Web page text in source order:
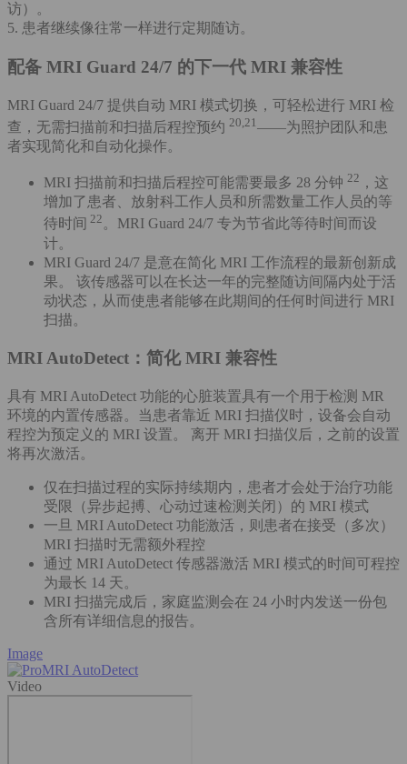
访）。
5. 患者继续像往常一样进行定期随访。
配备 MRI Guard 24/7 的下一代 MRI 兼容性
MRI Guard 24/7 提供自动 MRI 模式切换，可轻松进行 MRI 检
查，无需扫描前和扫描后程控预约 20,21 ——为照护团队和患
者实现简化和自动化操作。
MRI 扫描前和扫描后程控可能需要最多 28 分钟 22 ，这
增加了患者、放射科工作人员和所需数量工作人员的等
待时间 22。MRI Guard 24/7 专为节省此等待时间而设
计。
MRI Guard 24/7 是意在简化 MRI 工作流程的最新创新成
果。 该传感器可以在长达一年的完整随访间隔内处于活
动状态，从而使患者能够在此期间的任何时间进行 MRI
扫描。
MRI AutoDetect：简化 MRI 兼容性
具有 MRI AutoDetect 功能的心脏装置具有一个用于检测 MR
环境的内置传感器。当患者靠近 MRI 扫描仪时，设备会自动
程控为预定义的 MRI 设置。 离开 MRI 扫描仪后，之前的设置
将再次激活。
仅在扫描过程的实际持续期内，患者才会处于治疗功能
受限（异步起搏、心动过速检测关闭）的 MRI 模式
一旦 MRI AutoDetect 功能激活，则患者在接受（多次）
MRI 扫描时无需额外程控
通过 MRI AutoDetect 传感器激活 MRI 模式的时间可程控
为最长 14 天。
MRI 扫描完成后，家庭监测会在 24 小时内发送一份包
含所有详细信息的报告。
Image
Video